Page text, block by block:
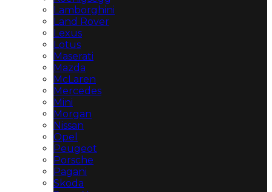
Lamborghini
Land Rover
Lexus
Lotus
Maserati
Mazda
McLaren
Mercedes
Mini
Morgan
Nissan
Opel
Peugeot
Porsche
Pagani
Skoda